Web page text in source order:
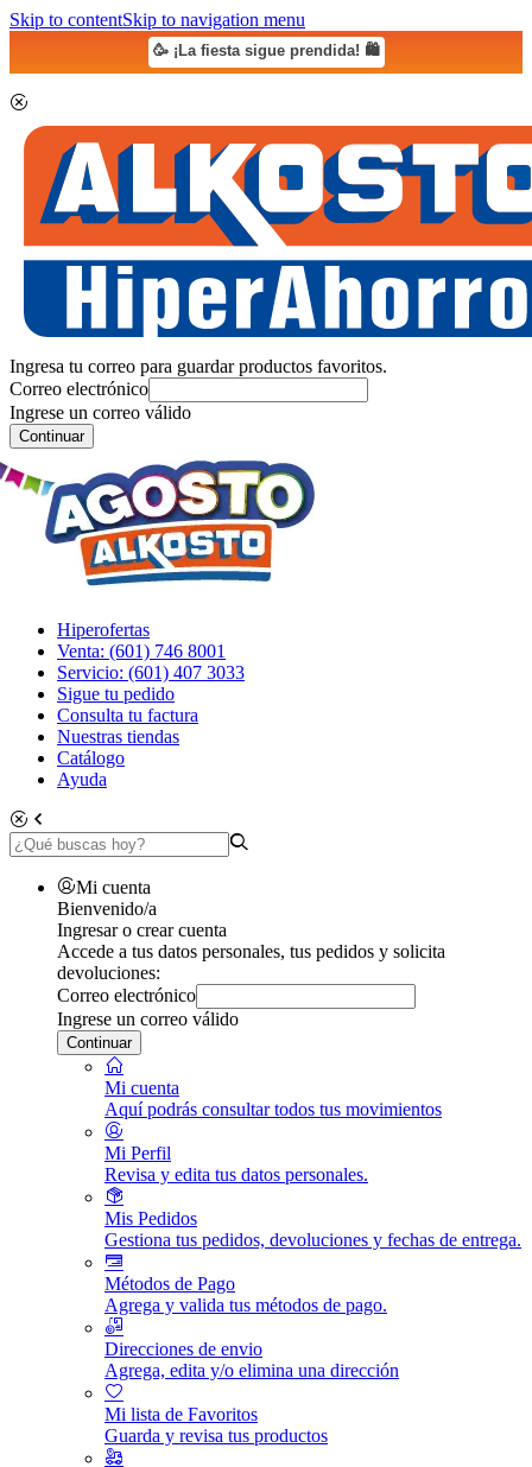
Skip to contentSkip to navigation menu
🥳 ¡La fiesta sigue prendida! 🛍️
Ingresa tu correo para guardar productos favoritos.
Correo electrónico
Ingrese un correo válido
Continuar
Hiperofertas
Venta: (601) 746 8001
Servicio: (601) 407 3033
Sigue tu pedido
Consulta tu factura
Nuestras tiendas
Catálogo
Ayuda
Mi cuenta
Bienvenido/a
Ingresar o crear cuenta
Accede a tus datos personales, tus pedidos y solicita
devoluciones:
Correo electrónico
Ingrese un correo válido
Continuar
Mi cuenta
Aquí podrás consultar todos tus movimientos
Mi Perfil
Revisa y edita tus datos personales.
Mis Pedidos
Gestiona tus pedidos, devoluciones y fechas de entrega.
Métodos de Pago
Agrega y valida tus métodos de pago.
Direcciones de envio
Agrega, edita y/o elimina una dirección
Mi lista de Favoritos
Guarda y revisa tus productos